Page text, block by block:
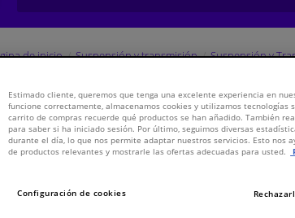
de inicio Suspensión y transmisión Suspensión y
Estimado cliente, queremos que tenga una excelente experiencia en
funcione correctamente, almacenamos cookies y utilizamos tecnologías
carrito de compras recuerde qué productos se han añadido. También
para saber si ha iniciado sesión. Por último, seguimos diversas
durante el día, lo que nos permite adaptar nuestros servicios. Esto nos
de productos relevantes y mostrarle las ofertas adecuadas para usted.
Configuración de cookies